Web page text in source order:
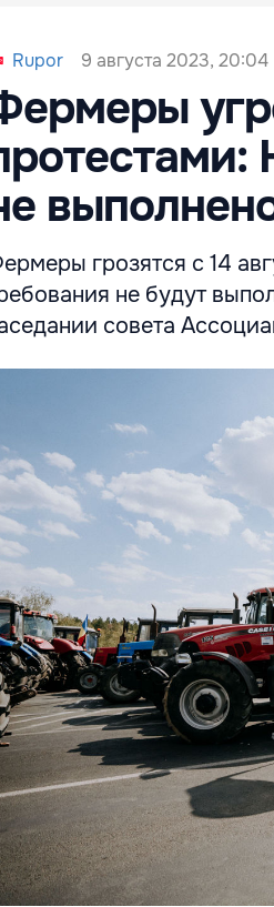
Rupor 9 августа 2023, 20:04
грозятся с 14
не будут
совета